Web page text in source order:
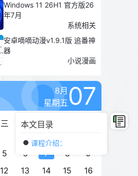
本文目录
课程介绍：
Windows 11 26H1 官方版26
年7月
系统相关
安卓嘀嘀动漫v1.9.1版 追番神
器
小说漫画
8月
星期五 07
三 四 五
5 6 7 8
9
12 13 14 15
16